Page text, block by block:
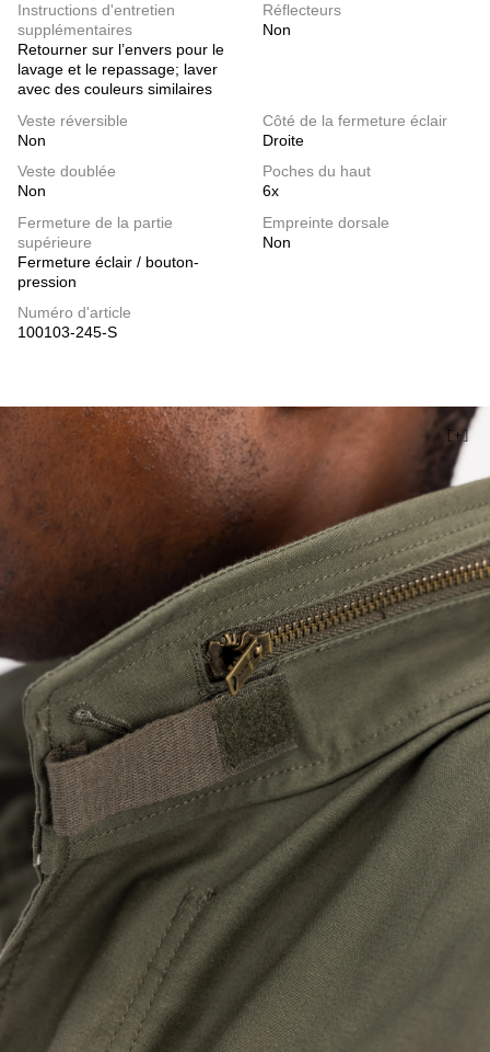
Instructions d'entretien
supplémentaires
Retourner sur l’envers pour le
lavage et le repassage; laver
avec des couleurs similaires
Réflecteurs
Non
Veste réversible
Non
Côté de la fermeture éclair
Droite
Veste doublée
Non
Poches du haut
6x
Fermeture de la partie
supérieure
Fermeture éclair / bouton-
pression
Empreinte dorsale
Non
Numéro d'article
100103-245-S